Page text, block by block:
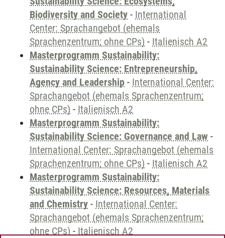
Biodiversity and Society - International
Center: Sprachangebot (ehemals
Sprachenzentrum; ohne CPs) - Italienisch A2
Masterprogramm Sustainability:
Sustainability Science: Entrepreneurship,
Agency and Leadership - International Center:
Sprachangebot (ehemals Sprachenzentrum;
ohne CPs) - Italienisch A2
Masterprogramm Sustainability:
Sustainability Science: Governance and Law -
International Center: Sprachangebot (ehemals
Sprachenzentrum; ohne CPs) - Italienisch A2
Masterprogramm Sustainability:
Sustainability Science: Resources, Materials
and Chemistry - International Center:
Sprachangebot (ehemals Sprachenzentrum;
ohne CPs) - Italienisch A2